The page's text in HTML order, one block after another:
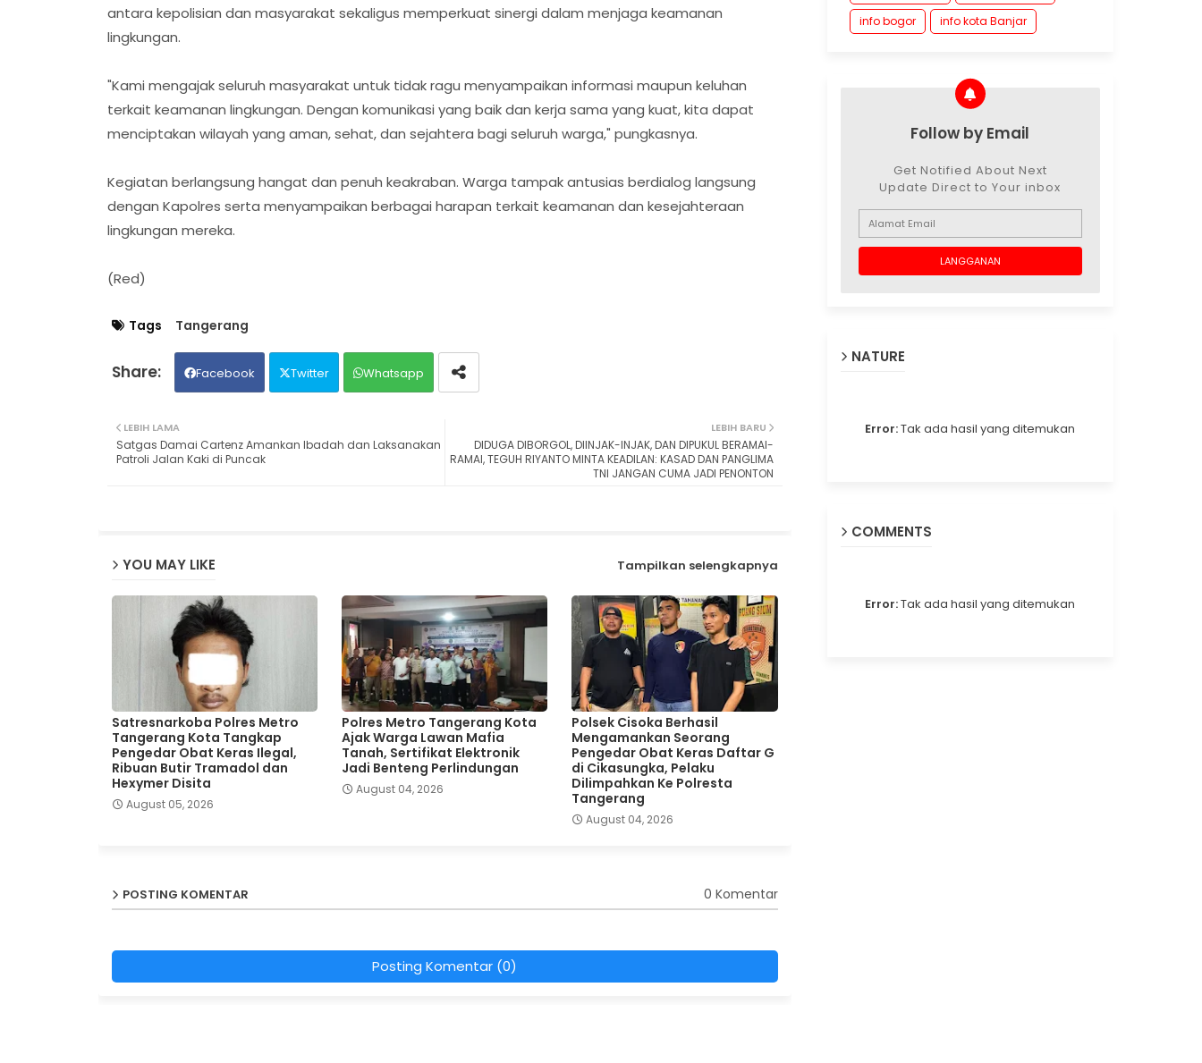
antara kepolisian dan masyarakat sekaligus memperkuat sinergi dalam menjaga keamanan
lingkungan.
"Kami mengajak seluruh masyarakat untuk tidak ragu menyampaikan informasi maupun keluhan
terkait keamanan lingkungan. Dengan komunikasi yang baik dan kerja sama yang kuat, kita dapat
menciptakan wilayah yang aman, sehat, dan sejahtera bagi seluruh warga," pungkasnya.
Kegiatan berlangsung hangat dan penuh keakraban. Warga tampak antusias berdialog langsung
dengan Kapolres serta menyampaikan berbagai harapan terkait keamanan dan kesejahteraan
lingkungan mereka.
(Red)
Tags Tangerang
Facebook Twitter Whatsapp
LEBIH BARU
DIDUGA DIBORGOL, DIINJAK-INJAK, DAN DIPUKUL BERAMAI-
RAMAI, TEGUH RIYANTO MINTA KEADILAN: KASAD DAN PANGLIMA
TNI JANGAN CUMA JADI PENONTON
LEBIH LAMA
Satgas Damai Cartenz Amankan Ibadah dan Laksanakan
Patroli Jalan Kaki di Puncak
YOU MAY LIKE Tampilkan selengkapnya
Satresnarkoba Polres Metro
Tangerang Kota Tangkap
Pengedar Obat Keras Ilegal,
Ribuan Butir Tramadol dan
Hexymer Disita
August 05, 2026
Polres Metro Tangerang Kota
Ajak Warga Lawan Mafia
Tanah, Sertifikat Elektronik
Jadi Benteng Perlindungan
August 04, 2026
Polsek Cisoka Berhasil
Mengamankan Seorang
Pengedar Obat Keras Daftar G
di Cikasungka, Pelaku
Dilimpahkan Ke Polresta
Tangerang
August 04, 2026
POSTING KOMENTAR 0 Komentar
Posting Komentar (0)
info bogor
info kota Banjar
Follow by Email
Get Notified About Next
Update Direct to Your inbox
NATURE
Error:Tak ada hasil yang ditemukan
COMMENTS
Error:Tak ada hasil yang ditemukan